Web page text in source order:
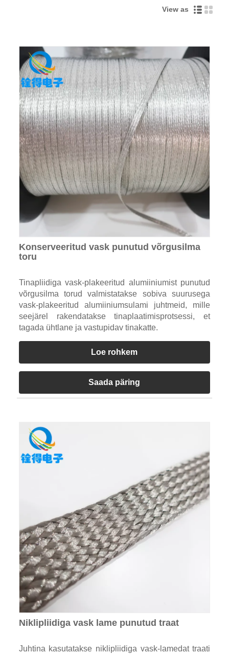
View as
Konserveeritud vask punutud võrgusilma
toru
Tinapliidiga vask-plakeeritud alumiiniumist punutud
võrgusilma torud valmistatakse sobiva suurusega
vask-plakeeritud alumiiniumsulami juhtmeid, mille
seejärel rakendatakse tinaplaatimisprotsessi, et
tagada ühtlane ja vastupidav tinakatte.
Loe rohkem
Saada päring
Niklipliidiga vask lame punutud traat
Juhtina kasutatakse niklipliidiga vask-lamedat traati